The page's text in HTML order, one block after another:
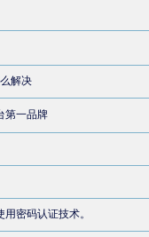
解决
第一品牌
密码认证技术。